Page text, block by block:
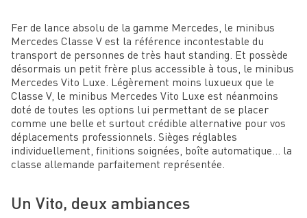
Fer de lance absolu de la gamme Mercedes, le minibus
Mercedes Classe V est la référence incontestable du
transport de personnes de très haut standing. Et possède
désormais un petit frère plus accessible à tous, le minibus
Mercedes Vito Luxe. Légèrement moins luxueux que le
Classe V, le minibus Mercedes Vito Luxe est néanmoins
doté de toutes les options lui permettant de se placer
comme une belle et surtout crédible alternative pour vos
déplacements professionnels. Sièges réglables
individuellement, finitions soignées, boîte automatique… la
classe allemande parfaitement représentée.
Un Vito, deux ambiances